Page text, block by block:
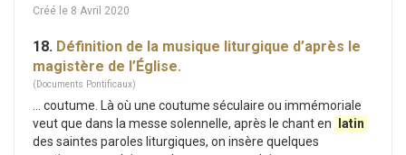
Créé le 8 Avril 2020
18. Définition de la musique liturgique d’après le
magistère de l’Église.
(Documents Pontificaux)
... coutume. Là où une coutume séculaire ou immémoriale
veut que dans la messe solennelle, après le chant en
latin
des saintes paroles liturgiques, on insère quelques